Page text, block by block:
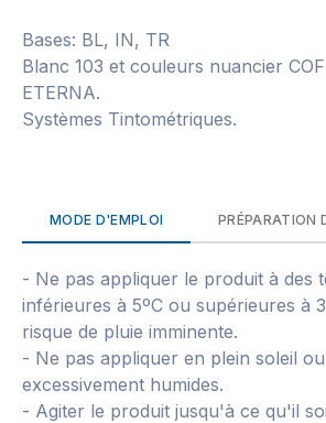
Bases: BL, IN, TR
Blanc 103 et couleurs nuancier
ETERNA.
Systèmes Tintométriques.
MODE D'EMPLOI PRÉPARATION
- Ne pas appliquer le produit à des
inférieures à 5ºC ou supérieures à
risque de pluie imminente.
- Ne pas appliquer en plein soleil
excessivement humides.
- Agiter le produit jusqu'à ce qu'il